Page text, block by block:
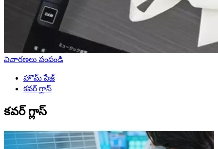
విచారణలు పంపండి
హొమ్ పేజ్
కవర్ గ్లాస్
కవర్ గ్లాస్